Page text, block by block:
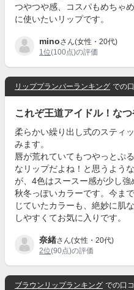
つやつや感、コスパもめちゃ
に使いたいリップです。
minoさん(女性・20代)
1位(100点)の評価
リッププランパーランキング での
これぞ王道アイドル！な
柔らかい繰り出し式のスティ
みます。
唇が荒れていてもつやっとぷ
なリップだよね！と思うよう
が、4色はスースー感が少し
秋冬っぽいカラーです。今ま
じていたカラーも、絶妙に肌
しやすくてお気に入りです。
奈緒さん(女性・20代)
2位(90点)の評価
ブラウンリップランキング での口